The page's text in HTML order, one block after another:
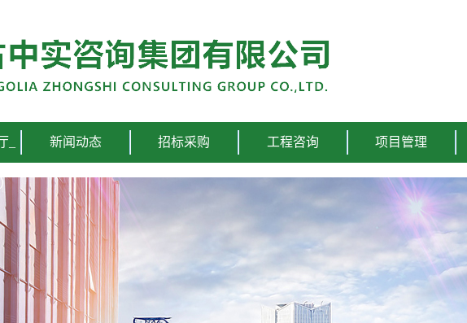
新闻动态 招标采购 工程咨询 项目管理